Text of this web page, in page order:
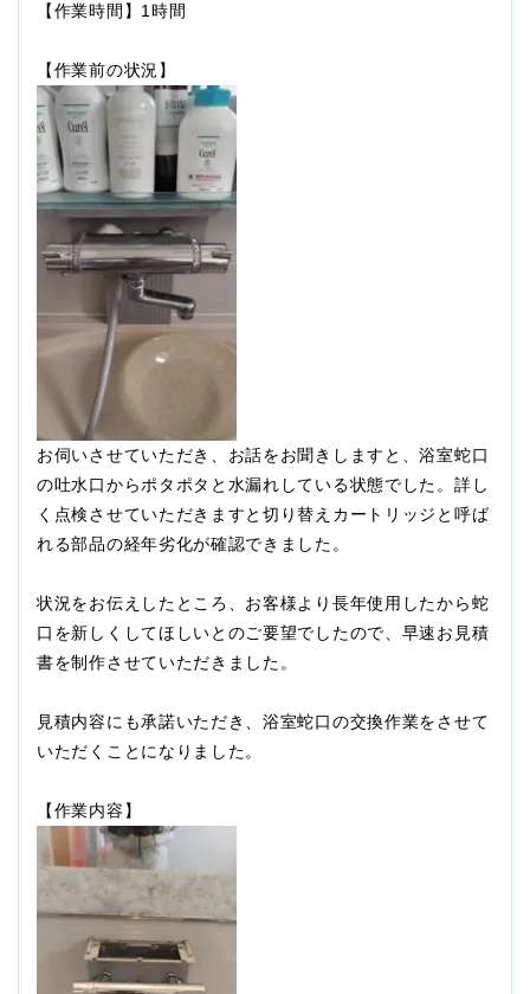
【作業時間】1時間
【作業前の状況】
お伺いさせていただき、お話をお聞きしますと、浴室蛇口
の吐水口からポタポタと水漏れしている状態でした。詳し
く点検させていただきますと切り替えカートリッジと呼ば
れる部品の経年劣化が確認できました。
状況をお伝えしたところ、お客様より長年使用したから蛇
口を新しくしてほしいとのご要望でしたので、早速お見積
書を制作させていただきました。
見積内容にも承諾いただき、浴室蛇口の交換作業をさせて
いただくことになりました。
【作業内容】